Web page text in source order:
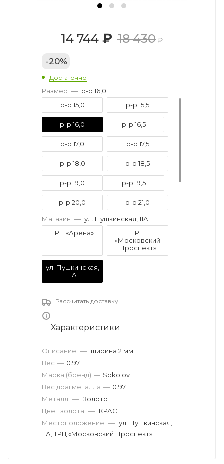
14 744 ₽ 18 430₽
-20%
Достаточно
Размер — р-р 16,0
р-р 15,0
р-р 15,5
р-р 16,0 р-р 16,5
р-р 17,0 р-р 17,5
р-р 18,0 р-р 18,5
р-р 19,0 р-р 19,5
р-р 20,0 р-р 21,0
р-р 21,5 р-р 22,0
р-р 23,0
Магазин — ул. Пушкинская, 11А
ТРЦ «Арена»
ТРЦ
«Московский
Проспект»
ул. Пушкинская,
11А
Рассчитать доставку
Характеристики
Описание — ширина 2 мм
Вес драгметалла — 0.97
Марка (бренд) — Sokolov
Вес — 0.97
Металл — Золото
Цвет золота — КРАС
Местоположение — ул. Пушкинская,
11А, ТРЦ «Московский Проспект»